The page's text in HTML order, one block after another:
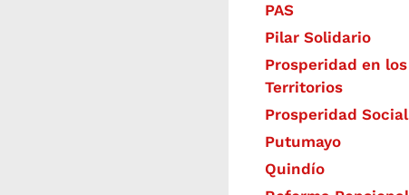
PAS
Pilar Solidario
Prosperidad en los
Territorios
Prosperidad Social
Putumayo
Quindío